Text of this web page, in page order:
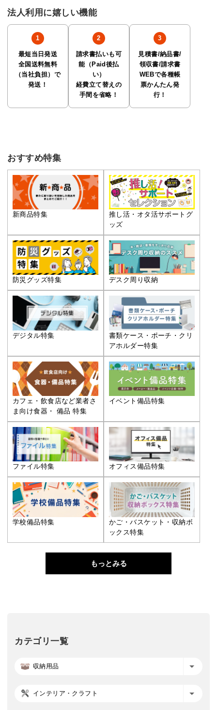
法人利用に嬉しい機能
最短当日発送
全国送料無料
（当社負担）で
発送！
請求書払いも可
能（Paid後払
い）
経費立て替えの
手間を省略！
見積書/納品書/
領収書/請求書
WEBで各種帳
票かんたん発
行！
おすすめ特集
新商品特集
推し活・オタ活サポートグ
ッズ
防災グッズ特集 デスク周り収納
デジタル特集
書類ケース・ポーチ・クリ
アホルダー特集
カフェ・飲食店など業者さ
ま向け食器・ 備品 特集
イベント備品特集
ファイル特集 オフィス備品特集
学校備品特集
かご・バスケット・収納ボ
ックス特集
もっとみる
カテゴリ一覧
収納用品
インテリア・クラフト